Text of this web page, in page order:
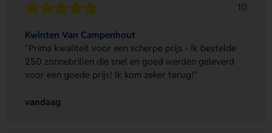
10
Kwinten Van Campenhout
"Prima kwaliteit voor een scherpe prijs - Ik bestelde
250 zonnebrillen die snel en goed werden geleverd
voor een goede prijs! Ik kom zeker terug!"
vandaag